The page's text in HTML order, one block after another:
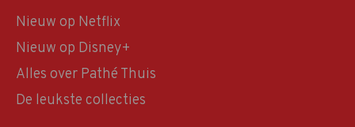
Nieuw op Netflix
Nieuw op Disney+
Alles over Pathé Thuis
De leukste collecties